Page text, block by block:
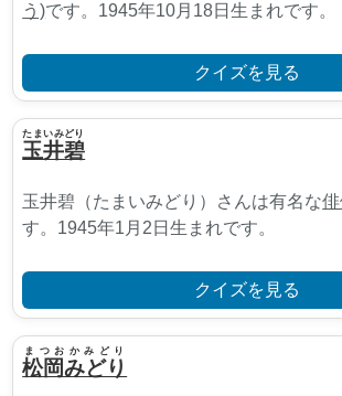
う)です。1945年10月18日生まれです。
クイズを見る
玉井碧
たまいみどり
玉井碧（たまいみどり）さんは有名な
す。1945年1月2日生まれです。
クイズを見る
松岡みどり
まつおかみどり